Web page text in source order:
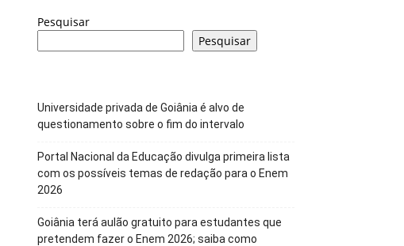
Pesquisar
Pesquisar
Universidade privada de Goiânia é alvo de
questionamento sobre o fim do intervalo
Portal Nacional da Educação divulga primeira lista
com os possíveis temas de redação para o Enem
2026
Goiânia terá aulão gratuito para estudantes que
pretendem fazer o Enem 2026; saiba como